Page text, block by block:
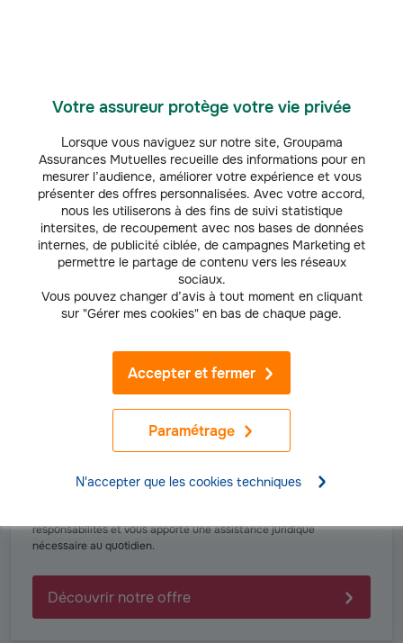
Votre assureur protège votre vie privée
Lorsque vous naviguez sur notre site, Groupama
Assurances Mutuelles recueille des informations pour en
mesurer l’audience, améliorer votre expérience et vous
présenter des offres personnalisées. Avec votre accord,
nous les utiliserons à des fins de suivi statistique
intersites, de recoupement avec nos bases de données
internes, de publicité ciblée, de campagnes Marketing et
permettre le partage de contenu vers les réseaux
sociaux.
Vous pouvez changer d’avis à tout moment en cliquant
sur "Gérer mes cookies" en bas de chaque page.
Paramétrage
Accepter et fermer
N'accepter que les cookies techniques
de micro entrepreneur
PROS & TPE
Assurance professionnelle des entrepreneurs en solo
responsabilités et vous apporte une assistance juridique
nécessaire au quotidien.
Découvrir notre offre